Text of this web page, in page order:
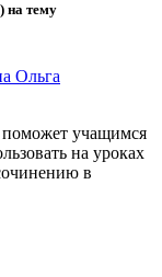
на тему
Ольга
поможет учащимся
на уроках
в